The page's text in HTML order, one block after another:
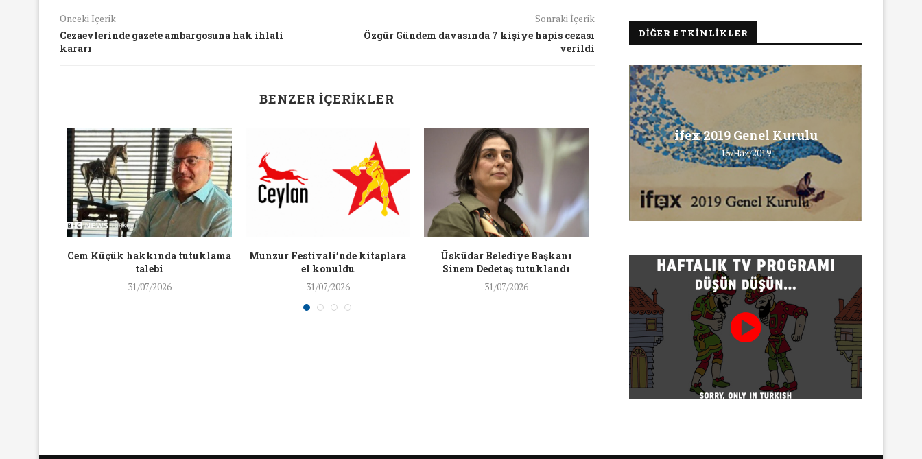
Önceki İçerik
Cezaevlerinde gazete ambargosuna hak ihlali
kararı
Sonraki İçerik
Özgür Gündem davasında 7 kişiye hapis cezası
verildi
BENZER İÇERIKLER
Cem Küçük hakkında tutuklama
talebi
31/07/2026
Munzur Festivali’nde kitaplara
el konuldu
31/07/2026
Üsküdar Belediye Başkanı
Sinem Dedetaş tutuklandı
31/07/2026
JINNEWS’in Türkçe X hesabına
erişim engeli
30/07/2026
Gazeteci Sema Bingöl ve
hakkında soruşturma
30/07/2026
DIĞER ETKINLIKLER
Yaş Ayrımcılığı
Konuştuk
Mart Ayında Nefret Söylemi
19/Mar/2018
Şubat Ayında Çatışma Çözümü
Konuştuk
26/Şub/2018
ifex 2019 Genel Kurulu
15/Haz/2019